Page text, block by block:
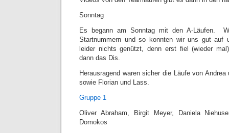
Sonntag
Es begann am Sonntag mit den A-Läufen.
Startnummern und so konnten wir uns gut auf
leider nichts genützt, denn erst fiel (wieder
dann das Dis.
Herausragend waren sicher die Läufe von
sowie Florian und Lass.
Gruppe 1
Oliver Abraham, Birgit Meyer, Daniela
Domokos